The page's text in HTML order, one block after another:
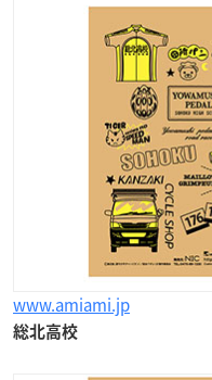
www.amiami.jp
総北高校